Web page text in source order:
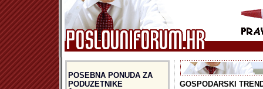
POSEBNA PONUDA ZA
PODUZETNIKE
GOSPODARSKI